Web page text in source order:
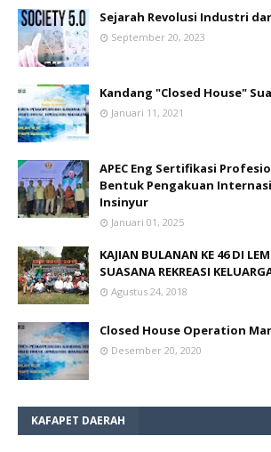
Sejarah Revolusi Industri
September 20, 2023
Kandang "Closed House"
Januari 11, 2021
APEC Eng Sertifikasi
Bentuk Pengakuan
Insinyur
Januari 01, 2025
KAJIAN BULANAN KE 46 DI
SUASANA REKREASI
Agustus 24, 2018
Closed House Operation
Desember 20, 2020
KAFAPET DAERAH